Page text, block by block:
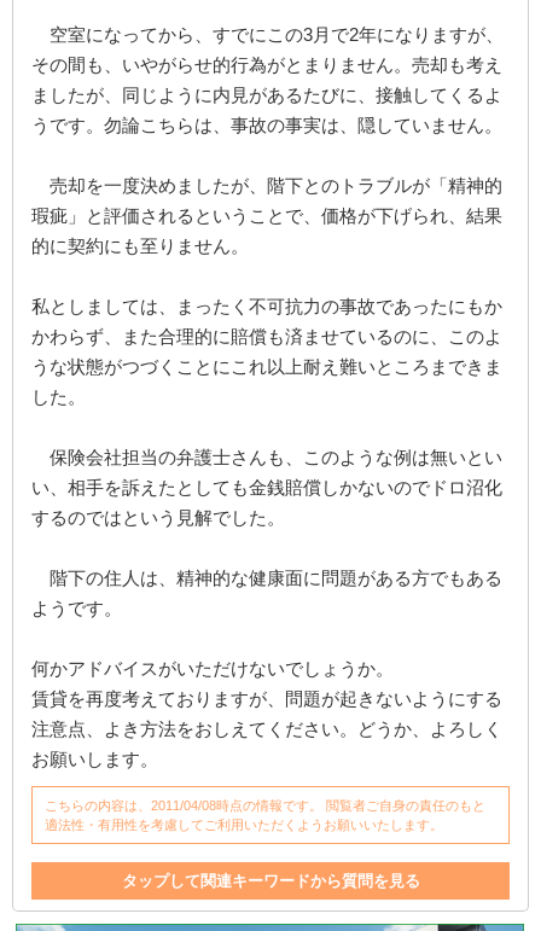
空室になってから、すでにこの3月で2年になりますが、
その間も、いやがらせ的行為がとまりません。売却も考え
ましたが、同じように内見があるたびに、接触してくるよ
うです。勿論こちらは、事故の事実は、隠していません。
売却を一度決めましたが、階下とのトラブルが「精神的
瑕疵」と評価されるということで、価格が下げられ、結果
的に契約にも至りません。
私としましては、まったく不可抗力の事故であったにもか
かわらず、また合理的に賠償も済ませているのに、このよ
うな状態がつづくことにこれ以上耐え難いところまできま
した。
保険会社担当の弁護士さんも、このような例は無いとい
い、相手を訴えたとしても金銭賠償しかないのでドロ沼化
するのではという見解でした。
階下の住人は、精神的な健康面に問題がある方でもある
ようです。
何かアドバイスがいただけないでしょうか。
賃貸を再度考えておりますが、問題が起きないようにする
注意点、よき方法をおしえてください。どうか、よろしく
お願いします。
こちらの内容は、2011/04/08時点の情報です。 閲覧者ご自身の責任のもと
適法性・有用性を考慮してご利用いただくようお願いいたします。
タップして関連キーワードから質問を見る
責任 賃貸契約 賃貸借契約 不動産 保険
入居者